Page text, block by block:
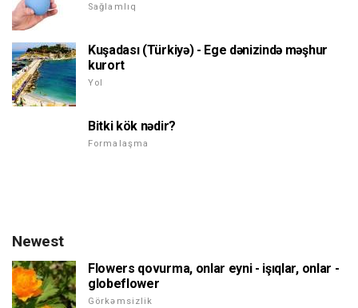
Sağlamlıq
Kuşadası (Türkiyə) - Ege dənizində məşhur
kurort
Yol
Bitki kök nədir?
Formalaşma
Newest
Flowers qovurma, onlar eyni - işıqlar, onlar -
globeflower
Görkəmsizlik